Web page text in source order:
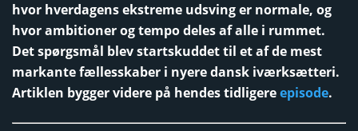
hvor hverdagens ekstreme udsving er normale, og
hvor ambitioner og tempo deles af alle i rummet.
Det spørgsmål blev startskuddet til et af de mest
markante fællesskaber i nyere dansk iværksætteri.
Artiklen bygger videre på hendes tidligereepisode.